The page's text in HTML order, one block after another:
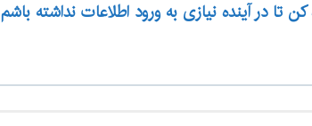
تا در آینده نیازی به ورود اطلاعات نداشته باشم